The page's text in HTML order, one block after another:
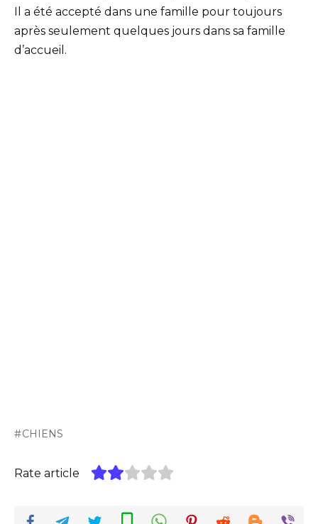
Il a été accepté dans une famille pour toujours
après seulement quelques jours dans sa famille
d’accueil.
CHIENS
Rate article